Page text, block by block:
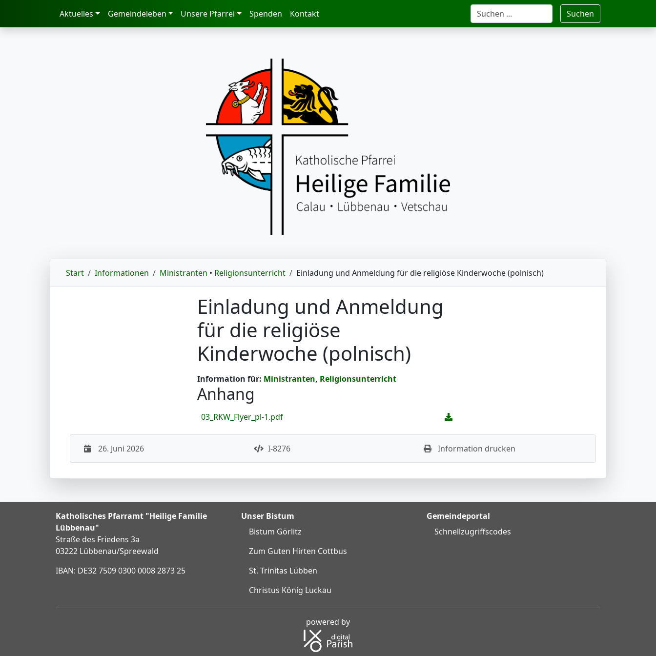
Aktuelles Gemeindeleben Unsere Pfarrei Spenden Kontakt Suchen
Start Informationen Ministranten • Religionsunterricht Einladung und Anmeldung für die religiöse Kinderwoche (polnisch)
Einladung und Anmeldung
für die religiöse
Kinderwoche (polnisch)
Information für: Ministranten, Religionsunterricht
Anhang
03_RKW_Flyer_pl-1.pdf
26. Juni 2026 I-8276 Information drucken
Katholisches Pfarramt "Heilige Familie
Lübbenau"
Straße des Friedens 3a
03222 Lübbenau/Spreewald
IBAN: DE32 7509 0300 0008 2873 25
Unser Bistum
Bistum Görlitz
Zum Guten Hirten Cottbus
St. Trinitas Lübben
Christus König Luckau
Gemeindeportal
Schnellzugriffscodes
powered by